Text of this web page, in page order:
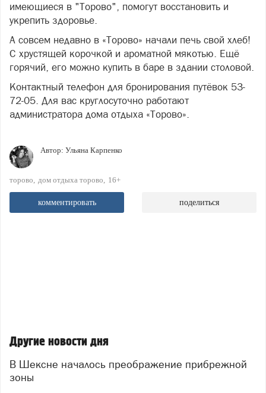
имеющиеся в "Торово", помогут восстановить и
укрепить здоровье.
А совсем недавно в «Торово» начали печь свой хлеб!
С хрустящей корочкой и ароматной мякотью. Ещё
горячий, его можно купить в баре в здании столовой.
Контактный телефон для бронирования путёвок 53-
72-05. Для вас круглосуточно работают
администратора дома отдыха «Торово».
Автор: Ульяна Карпенко
торово дом отдыха торово 16+
комментировать поделиться
Другие новости дня
В Шексне началось преображение прибрежной
зоны